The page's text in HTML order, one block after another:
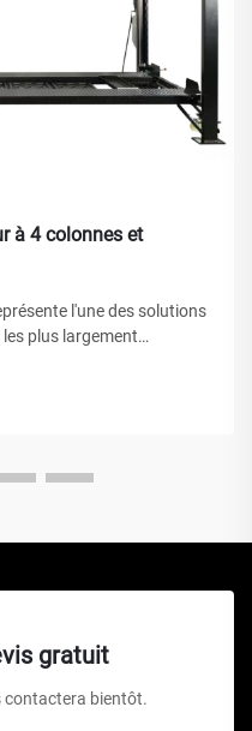
à 4 colonnes et
l'une des solutions
plus largement
gratuit
contactera bientôt.